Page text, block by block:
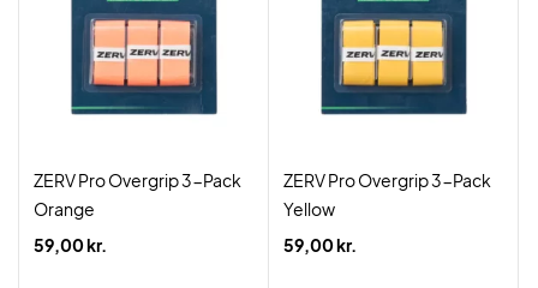
ZERV Pro Overgrip 3-Pack
Orange
59,00 kr.
ZERV Pro Overgrip 3-Pack
Yellow
59,00 kr.